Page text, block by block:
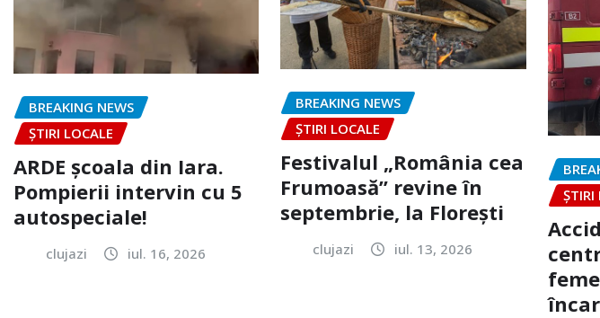
BREAKING NEWS
ȘTIRI LOCALE
ARDE școala din Iara.
Pompierii intervin cu 5
autospeciale!
clujazi iul. 16, 2026
BREAKING NEWS
ȘTIRI LOCALE
Festivalul „România cea
Frumoasă” revine în
septembrie, la Florești
clujazi iul. 13, 2026
ȘTIRI